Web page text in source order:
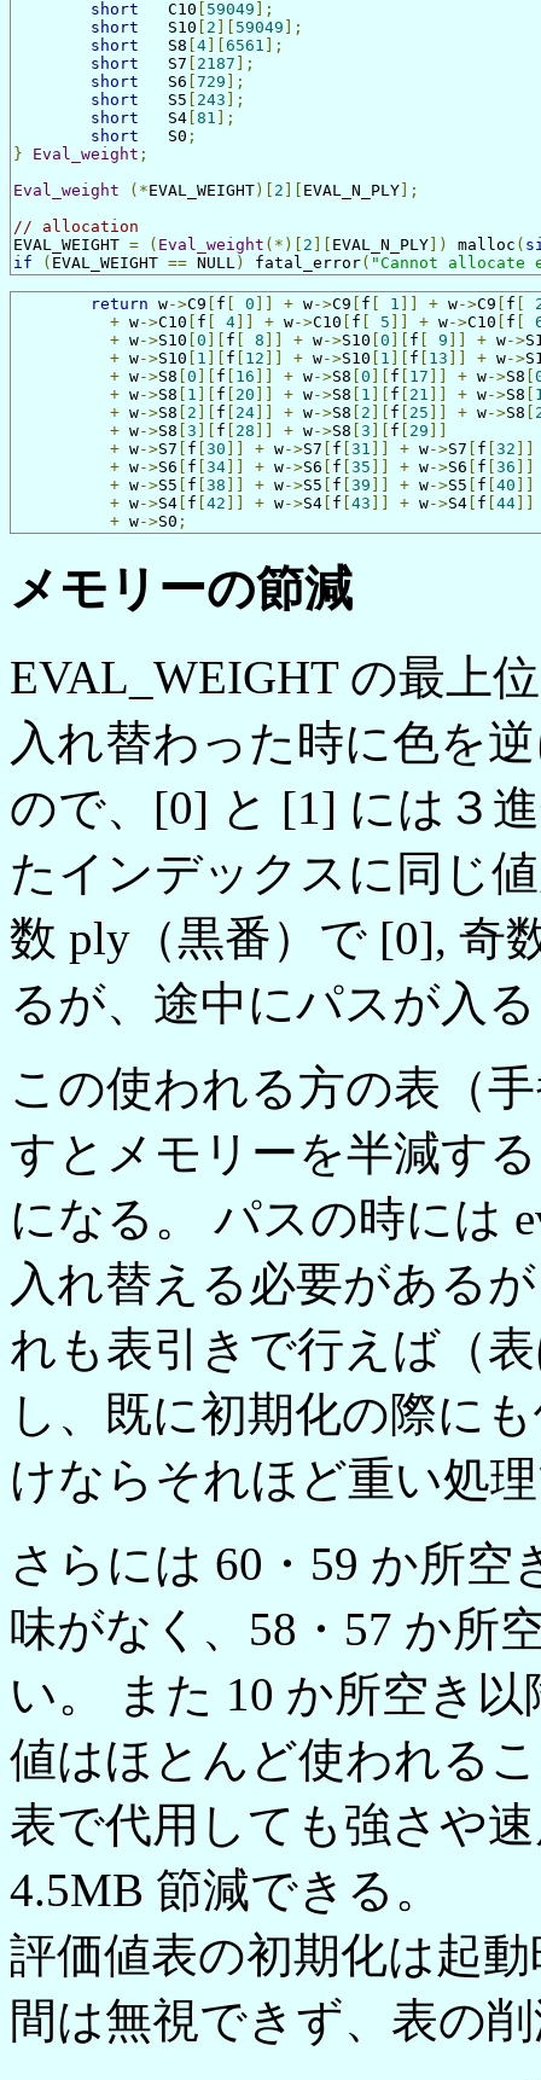
short
	C10
[ 59049 ];
short
	S10
[ 2 ][ 59049 ];
short
	S8
[4][6561 ];
short
	S7
[ 2187 ];
short
	S6
[729 ];
short
	S5
[ 243 ];
short
	S4
[81 ];
short
	S0
;
}
Eval_weight ;
Eval_weight
(*EVAL_WEIGHT)[ 2 ][ EVAL_N_PLY];
// allocation
EVAL_WEIGHT = ( Eval_weight (*)[ 2 ][ EVAL_N_PLY]) malloc (
if
( EVAL_WEIGHT == NULL ) fatal_error( "Cannot allocate
return w->C9 [ f [ 0 ]] + w->C9 [ f [ 1 ]] + w->C9 [ f [
+ w->C10 [ f [ 4]] + w->C10 [ f [ 5 ]] + w->C10 [ f [
+ w->S10 [0 ][ f [ 8 ]] + w->S10 [0 ][ f [ 9 ]] + w->
+ w->S10 [ 1 ][ f [ 12 ]] + w->S10 [ 1 ][ f [ 13 ]] + w->
+ w->S8 [0 ][ f [ 16 ]] + w->S8 [0 ][ f [ 17 ]] + w->S8 [
+ w->S8 [ 1 ][ f [ 20 ]] + w->S8 [ 1 ][ f [ 21 ]] + w->S8 [
+ w->S8 [ 2 ][ f [ 24]] + w->S8 [ 2 ][ f [ 25 ]] + w->S8 [
+ w->S8 [3 ][ f [ 28 ]] + w->S8 [3 ][ f [ 29 ]]
+ w->S7 [ f [30 ]] + w->S7 [ f [31 ]] + w->S7 [ f [32 ]]
+ w->S6 [ f [34]] + w->S6 [ f [35 ]] + w->S6 [ f [36 ]]
+ w->S5 [ f [38 ]] + w->S5 [ f [39 ]] + w->S5 [ f [40 ]]
+ w->S4 [ f [42 ]] + w->S4 [ f [43 ]] + w->S4 [ f [44]]
+ w->S0 ;
メモリーの節減
EVAL_WEIGHT の最上
入れ替わった時に色を
ので、[0] と [1] には３
たインデックスに同じ
数 ply（黒番）で [0], 奇
るが、途中にパスが入
この使われる方の表（
すとメモリーを半減す
になる。 パスの時には
入れ替える必要がある
れも表引きで行えば（
し、既に初期化の際に
けならそれほど重い処
さらには 60・59 か所
味がなく、58・57 か所
い。 また 10 か所空き
値はほとんど使われる
表で代用しても強さや
4.5MB 節減できる。
評価値表の初期化は起
間は無視できず、表の